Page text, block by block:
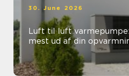
30. June 2026
Luft til luft
mest ud af din